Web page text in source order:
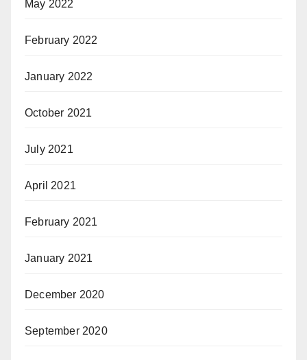
May 2022
February 2022
January 2022
October 2021
July 2021
April 2021
February 2021
January 2021
December 2020
September 2020